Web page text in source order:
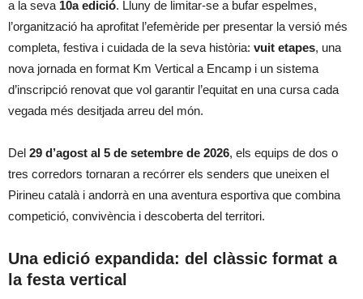
a la seva 10a edició. Lluny de limitar-se a bufar espelmes,
l’organització ha aprofitat l’efemèride per presentar la versió més
completa, festiva i cuidada de la seva història: vuit etapes, una
nova jornada en format Km Vertical a Encamp i un sistema
d’inscripció renovat que vol garantir l’equitat en una cursa cada
vegada més desitjada arreu del món.
Del 29 d’agost al 5 de setembre de 2026, els equips de dos o
tres corredors tornaran a recórrer els senders que uneixen el
Pirineu català i andorrà en una aventura esportiva que combina
competició, convivència i descoberta del territori.
Una edició expandida: del clàssic format a
la festa vertical